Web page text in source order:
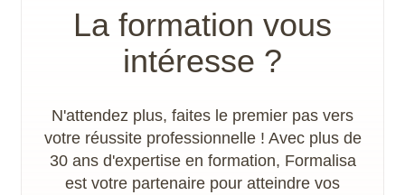
parcours de formation. Les locaux disposent
d’un accès PMR.
La formation vous
intéresse ?
N'attendez plus, faites le premier pas vers
votre réussite professionnelle ! Avec plus de
30 ans d'expertise en formation, Formalisa
est votre partenaire pour atteindre vos